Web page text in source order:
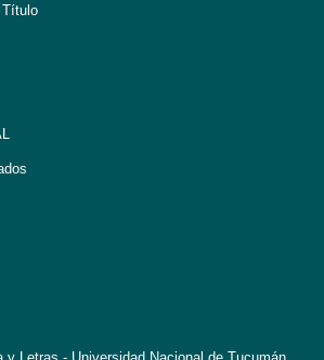
Título
y Letras - Universidad Nacional de Tucumán